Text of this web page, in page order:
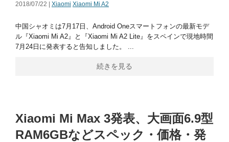
2018/07/22 | Xiaomi Xiaomi Mi A2
中国シャオミは7月17日、Android Oneスマートフォンの最新モデ
ル『Xiaomi Mi A2』と『Xiaomi Mi A2 Lite』をスペインで現地時間
7月24日に発表すると告知しました。 ...
続きを見る
Xiaomi Mi Max 3発表、大画面6.9型
RAM6GBなどスペック・価格・発